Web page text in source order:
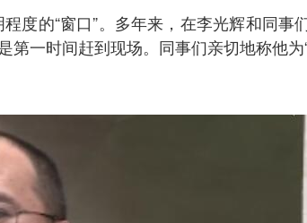
度的“窗口”。多年来，在李光辉和同事
一时间赶到现场。同事们亲切地称他为“